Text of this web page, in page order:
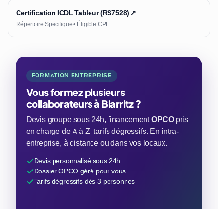
Certification ICDL Tableur (RS7528) ↗
Répertoire Spécifique • Éligible CPF
FORMATION ENTREPRISE
Vous formez plusieurs
collaborateurs à Biarritz ?
Devis groupe sous 24h, financementOPCOpris
en charge de A à Z, tarifs dégressifs. En intra-
entreprise, à distance ou dans vos locaux.
Devis personnalisé sous 24h
Dossier OPCO géré pour vous
Tarifs dégressifs dès 3 personnes